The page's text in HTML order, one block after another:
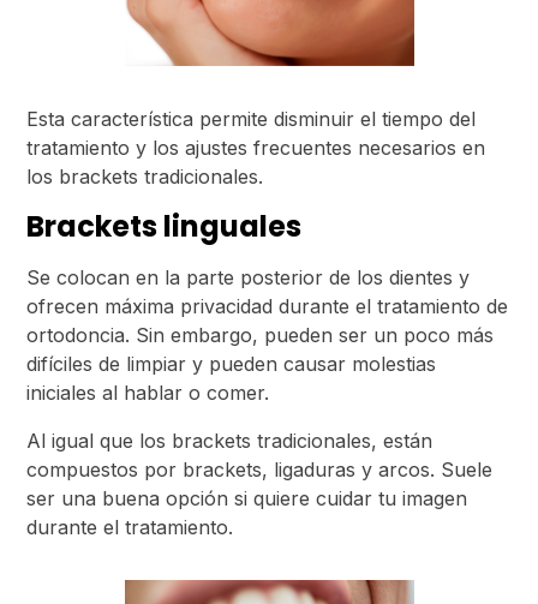
Esta característica permite disminuir el tiempo del
tratamiento y los ajustes frecuentes necesarios en
los brackets tradicionales.
Brackets linguales
Se colocan en la parte posterior de los dientes y
ofrecen máxima privacidad durante el tratamiento de
ortodoncia. Sin embargo, pueden ser un poco más
difíciles de limpiar y pueden causar molestias
iniciales al hablar o comer.
Al igual que los brackets tradicionales, están
compuestos por brackets, ligaduras y arcos. Suele
ser una buena opción si quiere cuidar tu imagen
durante el tratamiento.